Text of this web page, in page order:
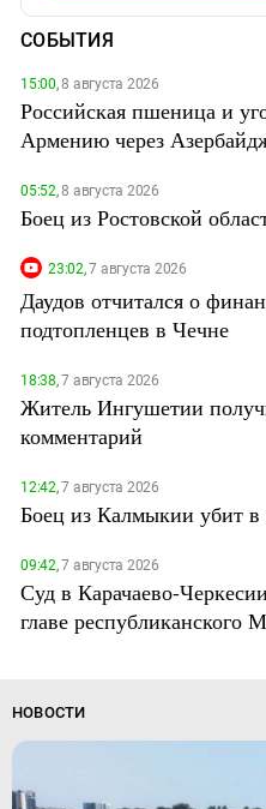
СОБЫТИЯ
15:00,8 августа 2026
Российская пшеница и
Армению через
05:52,8 августа 2026
Боец из Ростовской
23:02,7 августа 2026
Даудов отчитался о
подтопленцев в Чечне
18:38,7 августа 2026
Житель Ингушетии
комментарий
12:42,7 августа 2026
Боец из Калмыкии убит
09:42,7 августа 2026
Суд в Карачаево-
главе республиканского
НОВОСТИ